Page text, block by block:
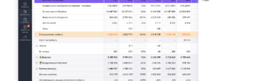
Анализируйте и повышайте
рентабельность бизнеса